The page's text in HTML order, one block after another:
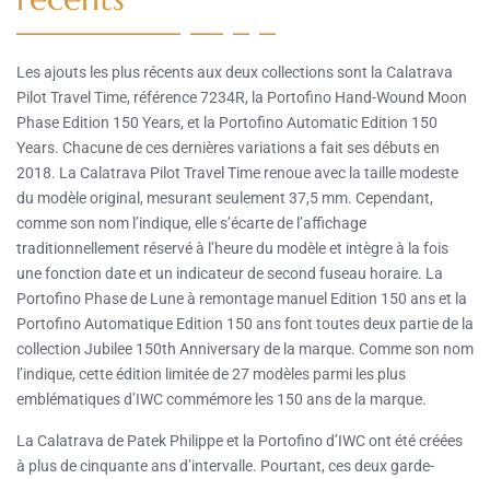
Les ajouts les plus récents aux deux collections sont la Calatrava
Pilot Travel Time, référence 7234R, la Portofino Hand-Wound Moon
Phase Edition 150 Years, et la Portofino Automatic Edition 150
Years. Chacune de ces dernières variations a fait ses débuts en
2018. La Calatrava Pilot Travel Time renoue avec la taille modeste
du modèle original, mesurant seulement 37,5 mm. Cependant,
comme son nom l’indique, elle s’écarte de l’affichage
traditionnellement réservé à l’heure du modèle et intègre à la fois
une fonction date et un indicateur de second fuseau horaire. La
Portofino Phase de Lune à remontage manuel Edition 150 ans et la
Portofino Automatique Edition 150 ans font toutes deux partie de la
collection Jubilee 150th Anniversary de la marque. Comme son nom
l’indique, cette édition limitée de 27 modèles parmi les plus
emblématiques d’IWC commémore les 150 ans de la marque.
La Calatrava de Patek Philippe et la Portofino d’IWC ont été créées
à plus de cinquante ans d’intervalle. Pourtant, ces deux garde-